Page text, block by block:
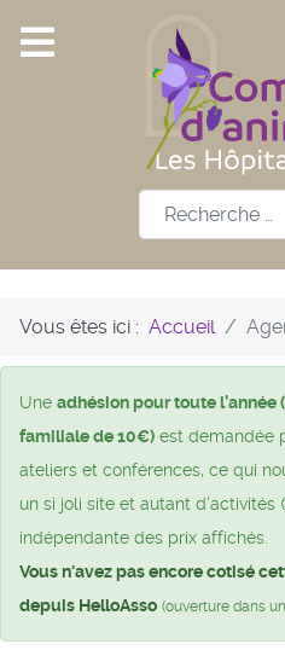
Rechercher
Vous êtes ici : Accueil
Une adhésion pour toute
familiale de 10€) est demandée
ateliers et conférences, ce qui
un si joli site et autant d’activités
indépendante des prix affichés.
Vous n'avez pas encore cotisé
depuis HelloAsso (ouverture dans